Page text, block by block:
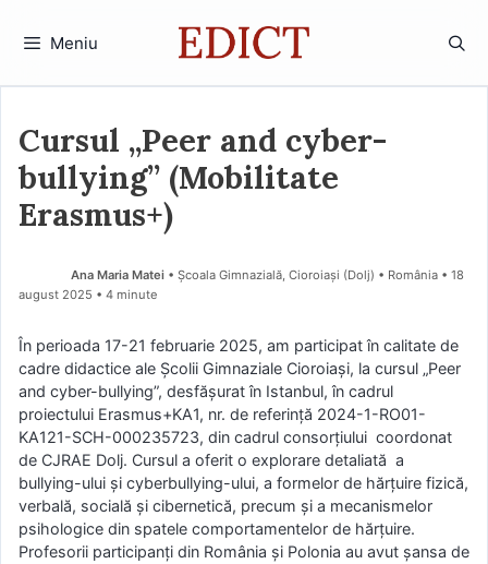
Meniu
Cursul „Peer and cyber-
bullying” (Mobilitate
Erasmus+)
Ana Maria Matei • Școala Gimnazială, Cioroiași (Dolj) • România
18
august 2025 • 4 minute
În perioada 17-21 februarie 2025, am participat în calitate de
cadre didactice ale Școlii Gimnaziale Cioroiași, la cursul „Peer
and cyber-bullying”, desfășurat în Istanbul, în cadrul
proiectului Erasmus+KA1, nr. de referință 2024-1-RO01-
KA121-SCH-000235723, din cadrul consorțiului coordonat
de CJRAE Dolj. Cursul a oferit o explorare detaliată a
bullying-ului și cyberbullying-ului, a formelor de hărțuire fizică,
verbală, socială și cibernetică, precum și a mecanismelor
psihologice din spatele comportamentelor de hărțuire.
Profesorii participanţi din România și Polonia au avut şansa de